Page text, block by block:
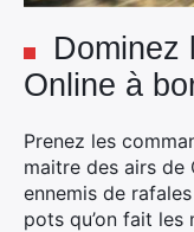
Dominez
Online à
Prenez les
maitre des airs de
ennemis de
pots qu’on fait les